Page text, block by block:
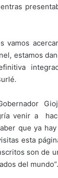
vamos
estamos
venir a
que ya
esta
son de
del mundo”.